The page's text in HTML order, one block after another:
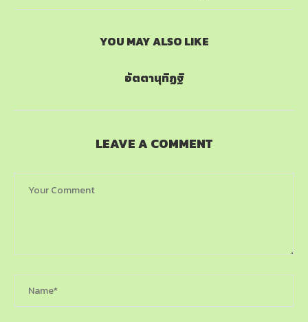
YOU MAY ALSO LIKE
อัตตานุทิฏฐิ
LEAVE A COMMENT